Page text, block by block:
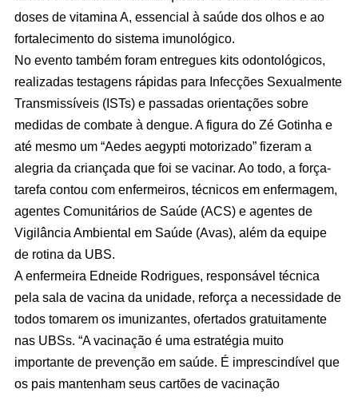
doses de vitamina A, essencial à saúde dos olhos e ao
fortalecimento do sistema imunológico.
No evento também foram entregues kits odontológicos,
realizadas testagens rápidas para Infecções Sexualmente
Transmissíveis (ISTs) e passadas orientações sobre
medidas de combate à dengue. A figura do Zé Gotinha e
até mesmo um “Aedes aegypti motorizado” fizeram a
alegria da criançada que foi se vacinar. Ao todo, a força-
tarefa contou com enfermeiros, técnicos em enfermagem,
agentes Comunitários de Saúde (ACS) e agentes de
Vigilância Ambiental em Saúde (Avas), além da equipe
de rotina da UBS.
A enfermeira Edneide Rodrigues, responsável técnica
pela sala de vacina da unidade, reforça a necessidade de
todos tomarem os imunizantes, ofertados gratuitamente
nas UBSs. “A vacinação é uma estratégia muito
importante de prevenção em saúde. É imprescindível que
os pais mantenham seus cartões de vacinação